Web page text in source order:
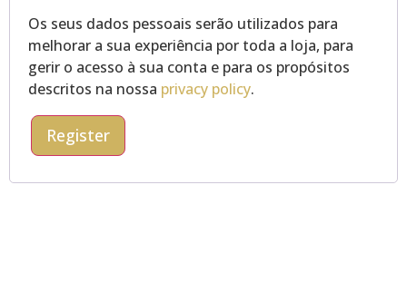
Os seus dados pessoais serão utilizados para
melhorar a sua experiência por toda a loja, para
gerir o acesso à sua conta e para os propósitos
descritos na nossa privacy policy.
Register